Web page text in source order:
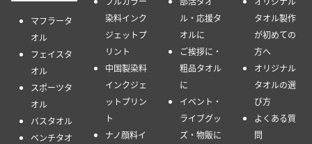
マフラータ
オル
フェイスタ
オル
スポーツタ
オル
バスタオル
ベンチタオ
染料インク
ジェットプ
リント
中国製染料
インクジェ
ットプリン
ト
ナノ顔料イ
ル・応援タ
オルに
ご挨拶に・
粗品タオル
に
イベント・
ライブグッ
ズ・物販に
タオル製作
が初めての
方へ
オリジナル
タオルの選
び方
よくある質
問